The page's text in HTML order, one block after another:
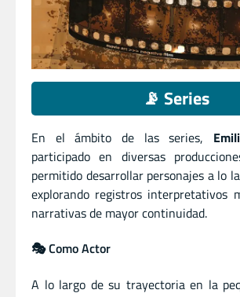
📡 Series
En el ámbito de las series,
participado en diversas
permitido desarrollar personajes a lo
explorando registros interpretativos
narrativas de mayor continuidad.
🎭 Como Actor
A lo largo de su trayectoria en la